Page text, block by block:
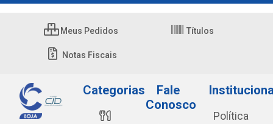
Meus Pedidos Títulos
Notas Fiscais
Categorias
Fale
Conosco
Política